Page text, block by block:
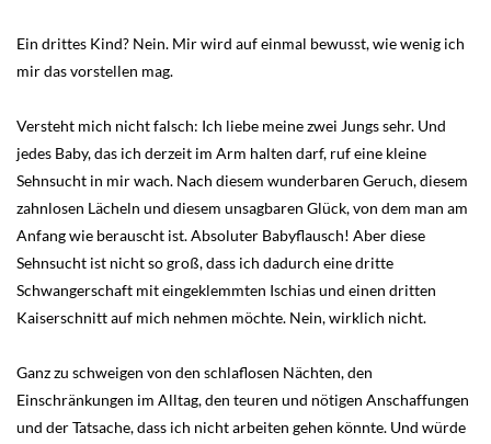
Ein drittes Kind? Nein. Mir wird auf einmal bewusst, wie wenig ich
mir das vorstellen mag.
Versteht mich nicht falsch: Ich liebe meine zwei Jungs sehr. Und
jedes Baby, das ich derzeit im Arm halten darf, ruf eine kleine
Sehnsucht in mir wach. Nach diesem wunderbaren Geruch, diesem
zahnlosen Lächeln und diesem unsagbaren Glück, von dem man am
Anfang wie berauscht ist. Absoluter Babyflausch! Aber diese
Sehnsucht ist nicht so groß, dass ich dadurch eine dritte
Schwangerschaft mit eingeklemmten Ischias und einen dritten
Kaiserschnitt auf mich nehmen möchte. Nein, wirklich nicht.
Ganz zu schweigen von den schlaflosen Nächten, den
Einschränkungen im Alltag, den teuren und nötigen Anschaffungen
und der Tatsache, dass ich nicht arbeiten gehen könnte. Und würde